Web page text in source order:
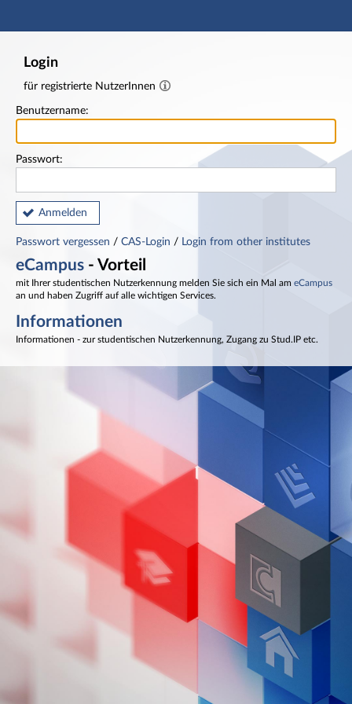
Hauptnavigation
Login
für registrierte NutzerInnen
Benutzername:
Passwort:
Anmelden
Passwort vergessen / CAS-Login / Login from other institutes
eCampus - Vorteil
mit Ihrer studentischen Nutzerkennung melden Sie sich ein Mal am eCampus
an und haben Zugriff auf alle wichtigen Services.
Informationen
Informationen - zur studentischen Nutzerkennung, Zugang zu Stud.IP etc.